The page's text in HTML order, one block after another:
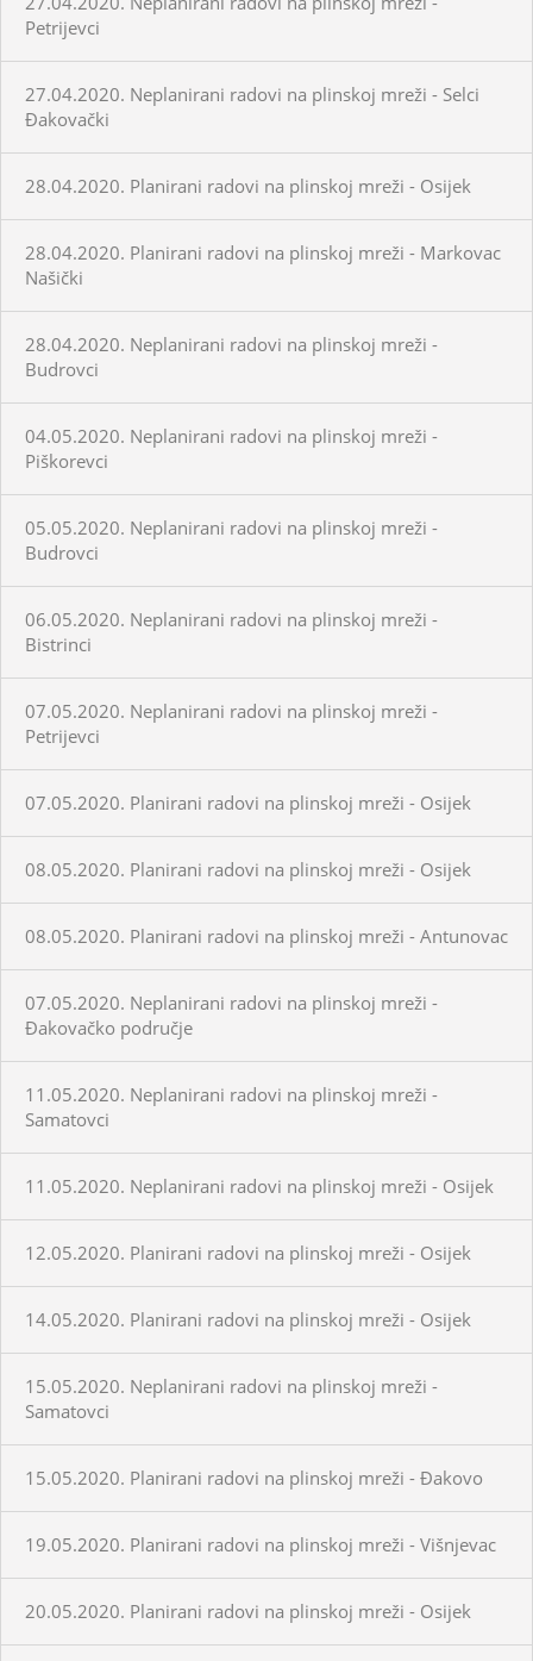
Petrijevci
27.04.2020. Neplanirani radovi na plinskoj mreži - Selci
Đakovački
28.04.2020. Planirani radovi na plinskoj mreži - Osijek
28.04.2020. Planirani radovi na plinskoj mreži - Markovac
Našički
28.04.2020. Neplanirani radovi na plinskoj mreži -
Budrovci
04.05.2020. Neplanirani radovi na plinskoj mreži -
Piškorevci
05.05.2020. Neplanirani radovi na plinskoj mreži -
Budrovci
06.05.2020. Neplanirani radovi na plinskoj mreži -
Bistrinci
07.05.2020. Neplanirani radovi na plinskoj mreži -
Petrijevci
07.05.2020. Planirani radovi na plinskoj mreži - Osijek
08.05.2020. Planirani radovi na plinskoj mreži - Osijek
08.05.2020. Planirani radovi na plinskoj mreži - Antunovac
07.05.2020. Neplanirani radovi na plinskoj mreži -
Đakovačko područje
11.05.2020. Neplanirani radovi na plinskoj mreži -
Samatovci
11.05.2020. Neplanirani radovi na plinskoj mreži - Osijek
12.05.2020. Planirani radovi na plinskoj mreži - Osijek
14.05.2020. Planirani radovi na plinskoj mreži - Osijek
15.05.2020. Neplanirani radovi na plinskoj mreži -
Samatovci
15.05.2020. Planirani radovi na plinskoj mreži - Đakovo
19.05.2020. Planirani radovi na plinskoj mreži - Višnjevac
20.05.2020. Planirani radovi na plinskoj mreži - Osijek